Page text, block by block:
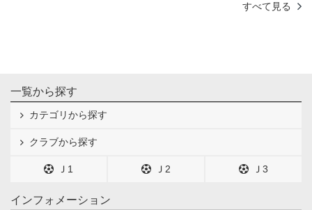
すべて見る
一覧から探す
カテゴリから探す
クラブから探す
Ｊ1 Ｊ2 Ｊ3
インフォメーション